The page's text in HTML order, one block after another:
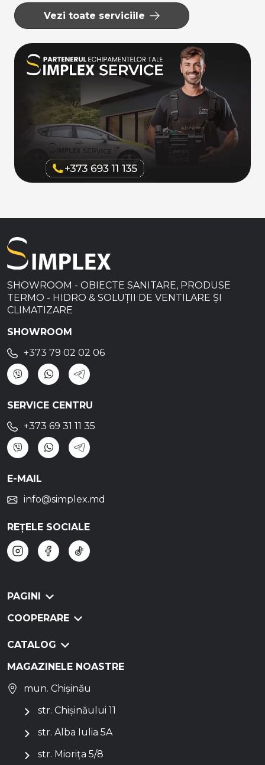
Vezi toate serviciile
SHOWROOM - OBIECTE SANITARE, PRODUSE
TERMO - HIDRO & SOLUȚII DE VENTILARE ȘI
CLIMATIZARE
SHOWROOM
+373 79 02 02 06
SERVICE CENTRU
+373 69 31 11 35
E-MAIL
info@simplex.md
REȚELE SOCIALE
PAGINI
COOPERARE
CATALOG
MAGAZINELE NOASTRE
mun. Chișinău
str. Chișinăului 11
str. Alba Iulia 5A
str. Miorița 5/8